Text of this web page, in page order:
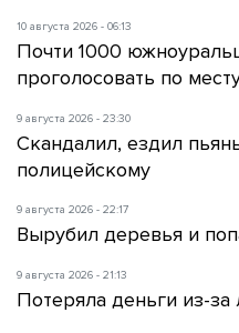
10 августа 2026 - 06:13
Почти 1000
проголосовать по
9 августа 2026 - 23:30
Скандалил, ездил
полицейскому
9 августа 2026 - 22:17
Вырубил деревья и
9 августа 2026 - 21:13
Потеряла деньги из-